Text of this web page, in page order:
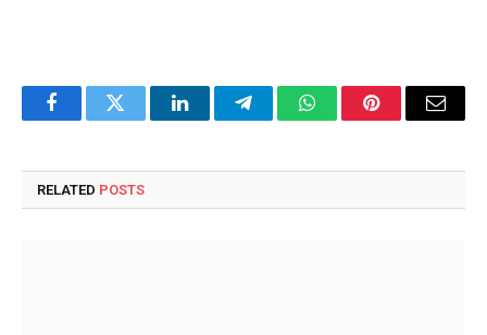
FacebookTwitter LinkedInTelegramWhatsAppPinterestEmail
RELATED POSTS